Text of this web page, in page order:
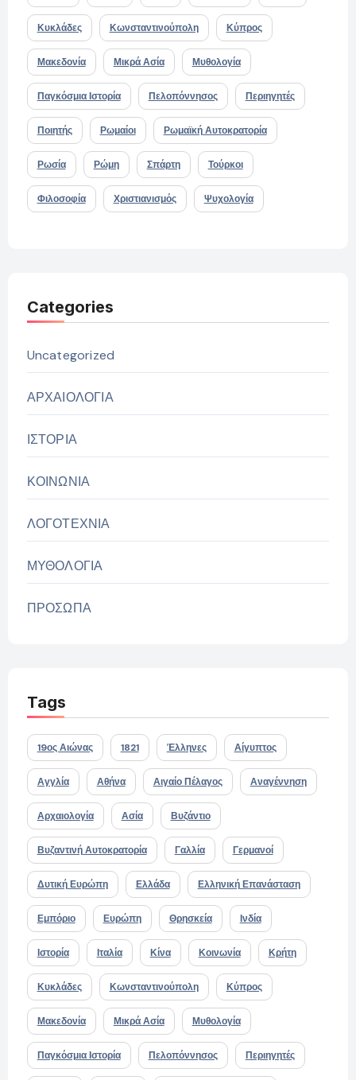
Κυκλάδες Κωνσταντινούπολη Κύπρος
Μακεδονία Μικρά Ασία Μυθολογία
Παγκόσμια Ιστορία Πελοπόννησος Περιηγητές
Ποιητής Ρωμαίοι Ρωμαϊκή Αυτοκρατορία
Ρωσία Ρώμη Σπάρτη Τούρκοι
Φιλοσοφία Χριστιανισμός Ψυχολογία
Categories
Uncategorized
ΑΡΧΑΙΟΛΟΓΙΑ
ΙΣΤΟΡΙΑ
ΚΟΙΝΩΝΙΑ
ΛΟΓΟΤΕΧΝΙΑ
ΜΥΘΟΛΟΓΙΑ
ΠΡΟΣΩΠΑ
Tags
19ος Αιώνας 1821 Έλληνες Αίγυπτος
Αγγλία Αθήνα Αιγαίο Πέλαγος Αναγέννηση
Αρχαιολογία Ασία Βυζάντιο
Βυζαντινή Αυτοκρατορία Γαλλία Γερμανοί
Δυτική Ευρώπη Ελλάδα Ελληνική Επανάσταση
Εμπόριο Ευρώπη Θρησκεία Ινδία
Ιστορία Ιταλία Κίνα Κοινωνία Κρήτη
Κυκλάδες Κωνσταντινούπολη Κύπρος
Μακεδονία Μικρά Ασία Μυθολογία
Παγκόσμια Ιστορία Πελοπόννησος Περιηγητές